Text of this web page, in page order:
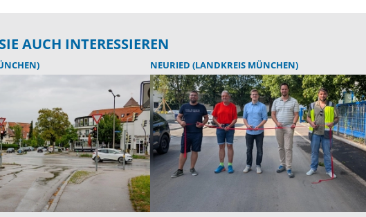
AUCH INTERESSIEREN
NEURIED (LANDKREIS MÜNCHEN)